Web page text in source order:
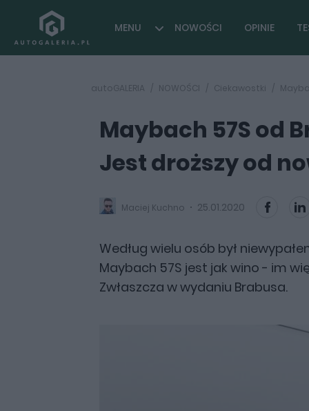
MENU NOWOŚCI OPINIE
autoGALERIA NOWOŚCI Ciekawostki
Maybach 57S od
Jest droższy od
Maciej Kuchno 25.01.2020
Według wielu osób był
Maybach 57S jest jak wino - im
Zwłaszcza w wydaniu Brabusa.